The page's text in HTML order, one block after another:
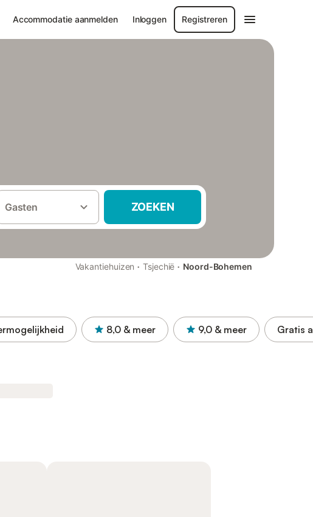
Accommodatie aanmelden Inloggen Registreren
Gasten ZOEKEN
Vakantiehuizen · Tsjechië · Noord-Bohemen
8,0 & meer 9,0 & meer Gratis